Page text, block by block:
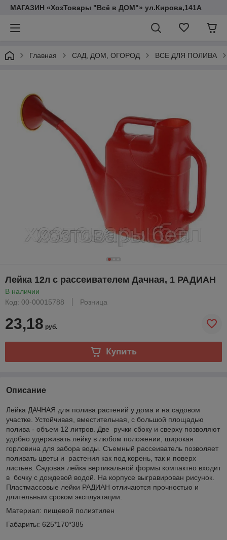
МАГАЗИН «ХозТовары "Всё в ДОМ"» ул.Кирова,141А
Главная САД, ДОМ, ОГОРОД ВСЕ ДЛЯ ПОЛИВА
Лейка 12л с рассеивателем Дачная, 1 РАДИАН
В наличии
Код: 00-00015788
Розница
23,18 руб.
Купить
Описание
Лейка ДАЧНАЯ для полива растений у дома и на садовом
участке. Устойчивая, вместительная, с большой площадью
полива - объем 12 литров. Две ручки сбоку и сверху позволяют
удобно удерживать лейку в любом положении, широкая
горловина для забора воды. Съемный рассеиватель позволяет
поливать цветы и растения как под корень, так и поверх
листьев. Садовая лейка вертикальной формы компактно входит
в бочку с дождевой водой. На корпусе выгравирован рисунок.
Пластмассовые лейки РАДИАН отличаются прочностью и
длительным сроком эксплуатации.
Материал: пищевой полиэтилен
Габариты: 625*170*385